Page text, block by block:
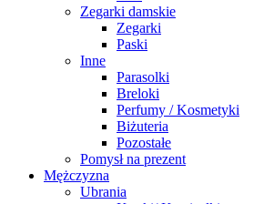
Zegarki damskie
Zegarki
Paski
Inne
Parasolki
Breloki
Perfumy / Kosmetyki
Biżuteria
Pozostałe
Pomysł na prezent
Mężczyzna
Ubrania